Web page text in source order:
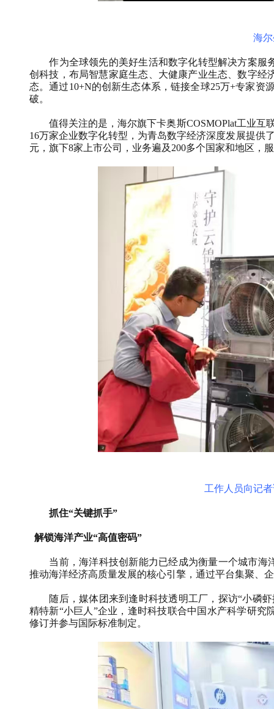
海
作为全球领先的美好生活和数字化转型解决方案服
创科技，布局智慧家庭生态、大健康产业生态、数字
态。通过10+N的创新生态体系，链接全球25万+专家资
破。
值得关注的是，海尔旗下卡奥斯COSMOPlat工业互
16万家企业数字化转型，为青岛数字经济深度发展提供
元，旗下8家上市公司，业务遍及200多个国家和地区，
工作人员向记
抓住“关键抓手”
解锁海洋产业“高值密码”
当前，海洋科技创新能力已经成为衡量一个城市海
推动海洋经济高质量发展的核心引擎，通过平台集聚、
随后，媒体团来到逢时科技透明工厂，探访“小磷虾
精特新“小巨人”企业，逢时科技联合中国水产科学研
修订并参与国际标准制定。